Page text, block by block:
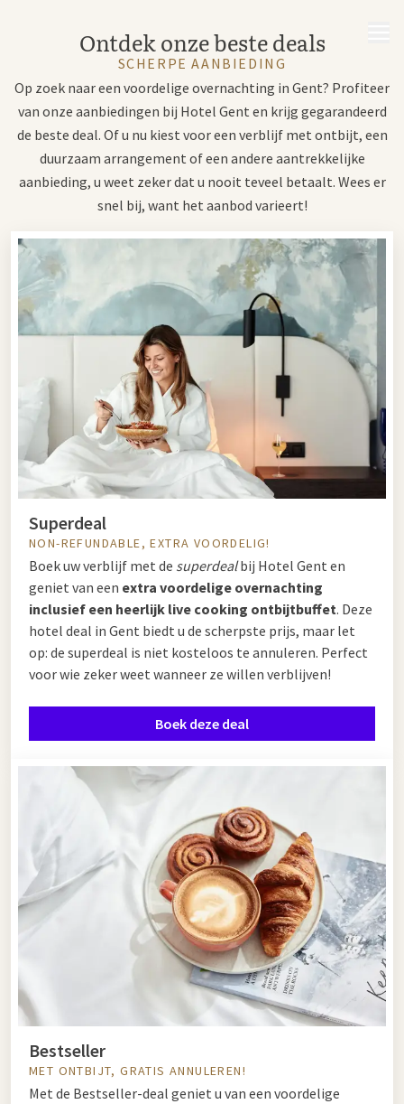
Ontdek onze beste deals
SCHERPE AANBIEDING
Op zoek naar een voordelige overnachting in Gent? Profiteer
van onze aanbiedingen bij Hotel Gent en krijg gegarandeerd
de beste deal. Of u nu kiest voor een verblijf met ontbijt, een
duurzaam arrangement of een andere aantrekkelijke
aanbieding, u weet zeker dat u nooit teveel betaalt. Wees er
snel bij, want het aanbod varieert!
Superdeal
NON-REFUNDABLE, EXTRA VOORDELIG!
Boek uw verblijf met de superdealbij Hotel Gent en
geniet van een extra voordelige overnachting
inclusief een heerlijk live cooking ontbijtbuffet. Deze
hotel deal in Gent biedt u de scherpste prijs, maar let
op: de superdeal is niet kosteloos te annuleren. Perfect
voor wie zeker weet wanneer ze willen verblijven!
Boek deze deal
Bestseller
MET ONTBIJT, GRATIS ANNULEREN!
Met de Bestseller-deal geniet u van een voordelige